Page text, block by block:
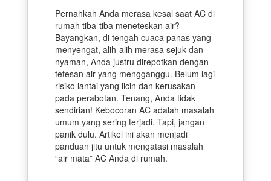
Pernahkah Anda merasa kesal saat AC di
rumah tiba-tiba meneteskan air?
Bayangkan, di tengah cuaca panas yang
menyengat, alih-alih merasa sejuk dan
nyaman, Anda justru direpotkan dengan
tetesan air yang mengganggu. Belum lagi
risiko lantai yang licin dan kerusakan
pada perabotan. Tenang, Anda tidak
sendirian! Kebocoran AC adalah masalah
umum yang sering terjadi. Tapi, jangan
panik dulu. Artikel ini akan menjadi
panduan jitu untuk mengatasi masalah
“air mata” AC Anda di rumah.